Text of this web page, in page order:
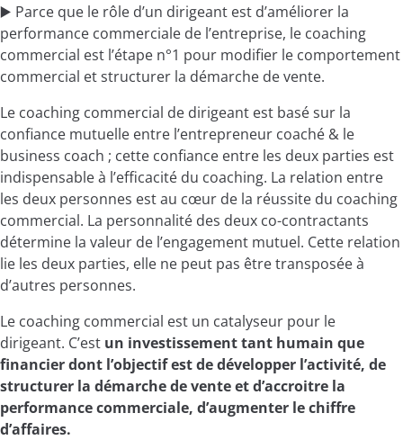
▶️ Parce que le rôle d’un dirigeant est d’améliorer la
performance commerciale de l’entreprise, le coaching
commercial est l’étape n°1 pour modifier le comportement
commercial et structurer la démarche de vente.
Le coaching commercial de dirigeant est basé sur la
confiance mutuelle entre l’entrepreneur coaché & le
business coach ; cette confiance entre les deux parties est
indispensable à l’efficacité du coaching. La relation entre
les deux personnes est au cœur de la réussite du coaching
commercial. La personnalité des deux co-contractants
détermine la valeur de l’engagement mutuel. Cette relation
lie les deux parties, elle ne peut pas être transposée à
d’autres personnes.
Le coaching commercial est un catalyseur pour le
dirigeant. C’est un investissement tant humain que
financier dont l’objectif est de développer l’activité, de
structurer la démarche de vente et d’accroitre la
performance commerciale, d’augmenter le chiffre
d’affaires.